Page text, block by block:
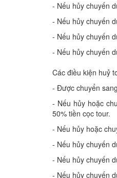
- Nếu hủy chuyến
- Nếu hủy chuyến
- Nếu hủy chuyến
- Nếu hủy chuyến
Các điều kiện huỷ
- Được chuyển
- Nếu hủy hoặc
50% tiền cọc tour.
- Nếu hủy hoặc
- Nếu hủy chuyến
- Nếu hủy chuyến
- Nếu hủy chuyến